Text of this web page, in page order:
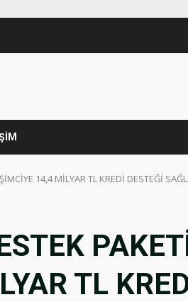
14,4 MİLYAR TL KREDİ DESTEĞİ
TL